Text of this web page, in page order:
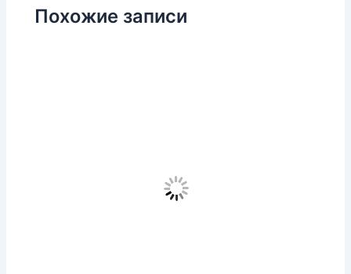
Похожие записи